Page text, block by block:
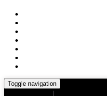
Toggle navigation